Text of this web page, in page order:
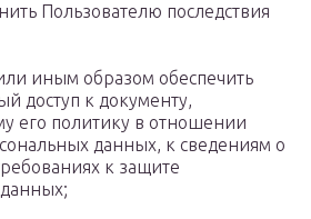
Пользователю последствия
иным образом обеспечить
доступ к документу,
его политику в отношении
данных, к сведениям о
к защите